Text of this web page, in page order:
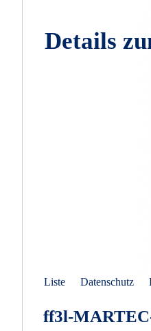
Details
Liste Datenschutz
ff3l-